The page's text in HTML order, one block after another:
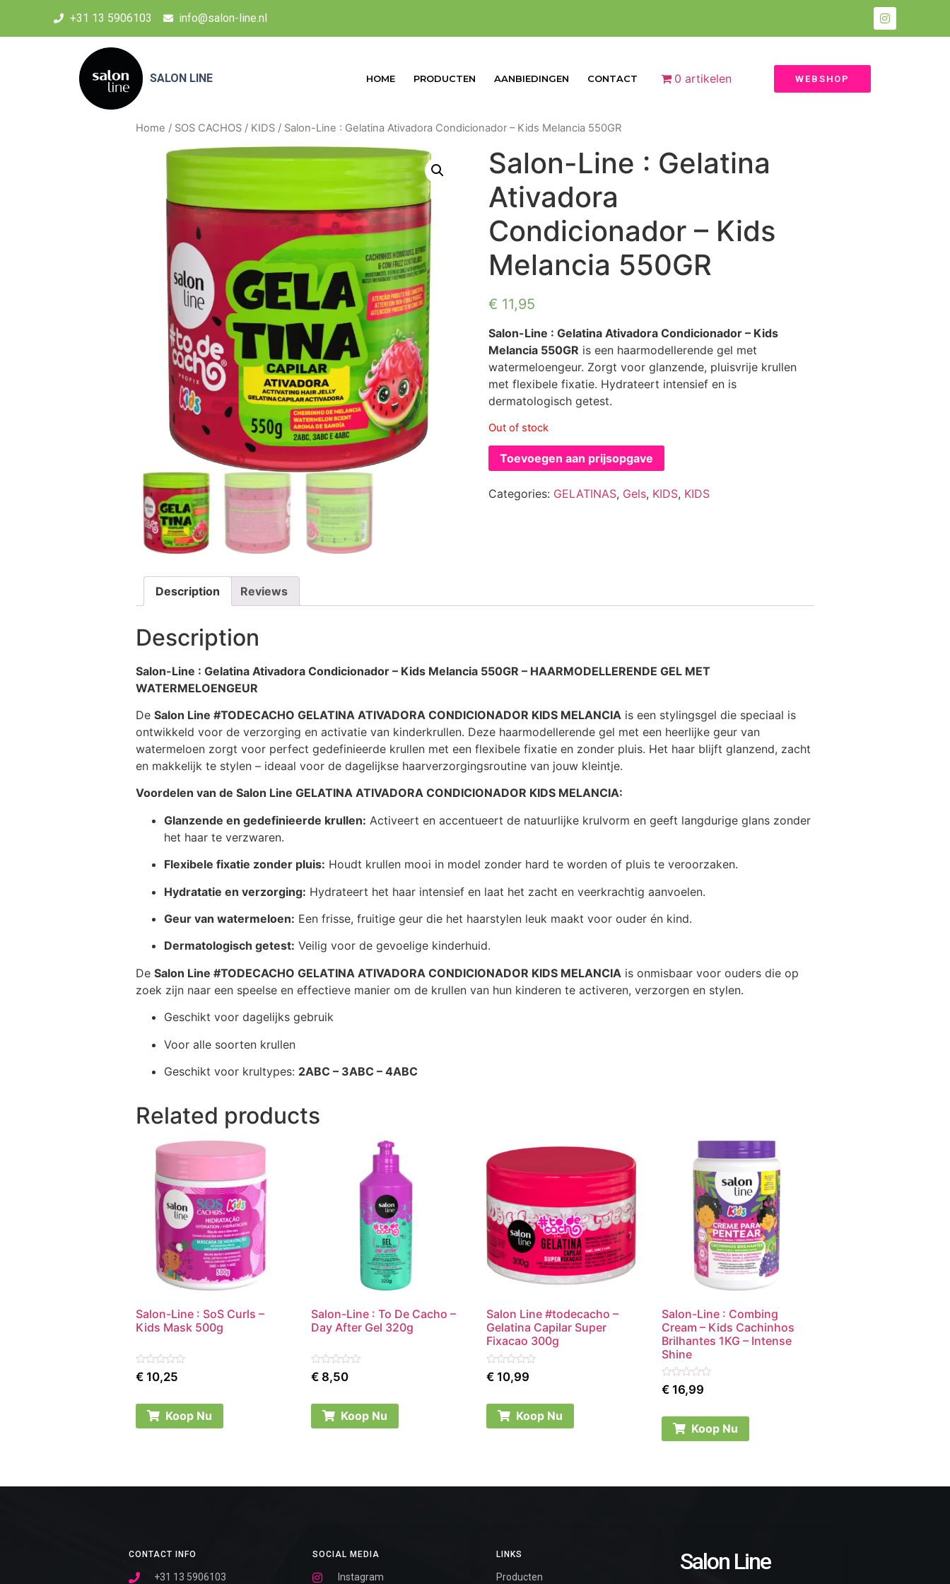
+31 13 5906103 info@salon-line.nl
SALON LINE HOME PRODUCTEN AANBIEDINGEN CONTACT 0 artikelen WEBSHOP
Home / SOS CACHOS / KIDS / Salon-Line : Gelatina Ativadora Condicionador – Kids Melancia 550GR
Salon-Line : Gelatina
Ativadora
Condicionador – Kids
Melancia 550GR
€ 11,95
Salon-Line : Gelatina Ativadora Condicionador – Kids
Melancia 550GR is een haarmodellerende gel met
watermeloengeur. Zorgt voor glanzende, pluisvrije krullen
met flexibele fixatie. Hydrateert intensief en is
dermatologisch getest.
Out of stock
Toevoegen aan prijsopgave
Categories: GELATINAS, Gels, KIDS, KIDS
Description Reviews
Description
Salon-Line : Gelatina Ativadora Condicionador – Kids Melancia 550GR – HAARMODELLERENDE GEL MET
WATERMELOENGEUR
De Salon Line #TODECACHO GELATINA ATIVADORA CONDICIONADOR KIDS MELANCIA is een stylingsgel die speciaal is
ontwikkeld voor de verzorging en activatie van kinderkrullen. Deze haarmodellerende gel met een heerlijke geur van
watermeloen zorgt voor perfect gedefinieerde krullen met een flexibele fixatie en zonder pluis. Het haar blijft glanzend, zacht
en makkelijk te stylen – ideaal voor de dagelijkse haarverzorgingsroutine van jouw kleintje.
Voordelen van de Salon Line GELATINA ATIVADORA CONDICIONADOR KIDS MELANCIA:
Glanzende en gedefinieerde krullen: Activeert en accentueert de natuurlijke krulvorm en geeft langdurige glans zonder
het haar te verzwaren.
Flexibele fixatie zonder pluis: Houdt krullen mooi in model zonder hard te worden of pluis te veroorzaken.
Hydratatie en verzorging: Hydrateert het haar intensief en laat het zacht en veerkrachtig aanvoelen.
Geur van watermeloen: Een frisse, fruitige geur die het haarstylen leuk maakt voor ouder én kind.
Dermatologisch getest: Veilig voor de gevoelige kinderhuid.
De Salon Line #TODECACHO GELATINA ATIVADORA CONDICIONADOR KIDS MELANCIA is onmisbaar voor ouders die op
zoek zijn naar een speelse en effectieve manier om de krullen van hun kinderen te activeren, verzorgen en stylen.
Geschikt voor dagelijks gebruik
Voor alle soorten krullen
Geschikt voor krultypes: 2ABC – 3ABC – 4ABC
Related products
Salon-Line : SoS Curls –
Kids Mask 500g
Rated
0
€ 10,25
Koop Nu
Salon-Line : To De Cacho –
Day After Gel 320g
Rated
0
€ 8,50
Koop Nu
Salon Line #todecacho –
Gelatina Capilar Super
Fixacao 300g
Rated
0
€ 10,99
Koop Nu
Salon-Line : Combing
Cream – Kids Cachinhos
Brilhantes 1KG – Intense
Shine
Rated
0
€ 16,99
Koop Nu
CONTACT INFO
+31 13 5906103
SOCIAL MEDIA
Instagram
LINKS
Producten
Salon Line